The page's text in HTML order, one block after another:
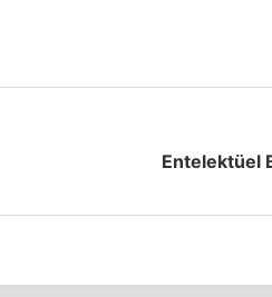
Entelektüel